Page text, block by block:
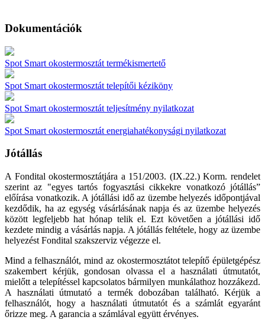
Dokumentációk
Spot Smart okostermosztát termékismertető
Spot Smart okostermosztát telepítői kéziköny
Spot Smart okostermosztát teljesítmény nyilatkozat
Spot Smart okostermosztát energiahatékonysági nyilatkozat
Jótállás
A Fondital okostermosztátjára a 151/2003. (IX.22.) Korm. rendelet
szerint az "egyes tartós fogyasztási cikkekre vonatkozó jótállás”
előírása vonatkozik. A jótállási idő az üzembe helyezés időpontjával
kezdődik, ha az egység vásárlásának napja és az üzembe helyezés
között legfeljebb hat hónap telik el. Ezt követően a jótállási idő
kezdete mindig a vásárlás napja. A jótállás feltétele, hogy az üzembe
helyezést Fondital szakszerviz végezze el.
Mind a felhasználót, mind az okostermosztátot telepítő épületgépész
szakembert kérjük, gondosan olvassa el a használati útmutatót,
mielőtt a telepítéssel kapcsolatos bármilyen munkálathoz hozzákezd.
A használati útmutató a termék dobozában található. Kérjük a
felhasználót, hogy a használati útmutatót és a számlát egyaránt
őrizze meg. A garancia a számlával együtt érvényes.